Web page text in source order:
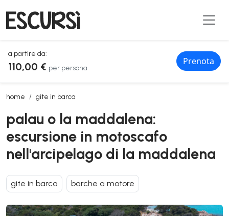
a partire da:
110,00 € per persona
Prenota
home gite in barca
palau o la maddalena: escursione in motoscafo nell'arcipelago di la
palau o la maddalena:
escursione in motoscafo
nell'arcipelago di la maddalena
gite in barca barche a motore